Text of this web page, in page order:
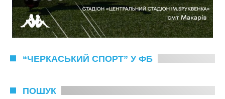
“ЧЕРКАСЬКИЙ СПОРТ” У ФБ
ПОШУК